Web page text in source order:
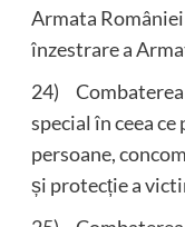
Armata
înzestrare a
24)
special în ceea
persoane,
și protecție a